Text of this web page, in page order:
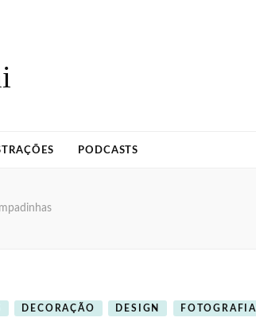
PODCASTS
DECORAÇÃO DESIGN FOTOGRAFIA